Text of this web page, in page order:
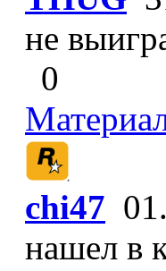
не
0
chi47
нашел в